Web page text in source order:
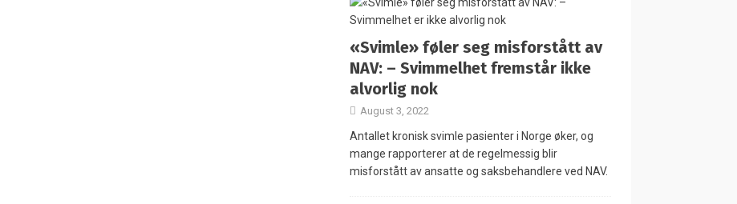
«Svimle» føler seg misforstått av
NAV: – Svimmelhet fremstår ikke
alvorlig nok
August 3, 2022
Antallet kronisk svimle pasienter i Norge øker, og
mange rapporterer at de regelmessig blir
misforstått av ansatte og saksbehandlere ved NAV.